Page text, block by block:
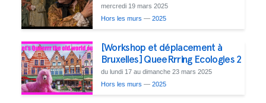
mercredi 19 mars 2025
Hors les murs — 2025
[Workshop et déplacement à
Bruxelles] QueeRrring Ecologies 2
du lundi 17 au dimanche 23 mars 2025
Hors les murs — 2025